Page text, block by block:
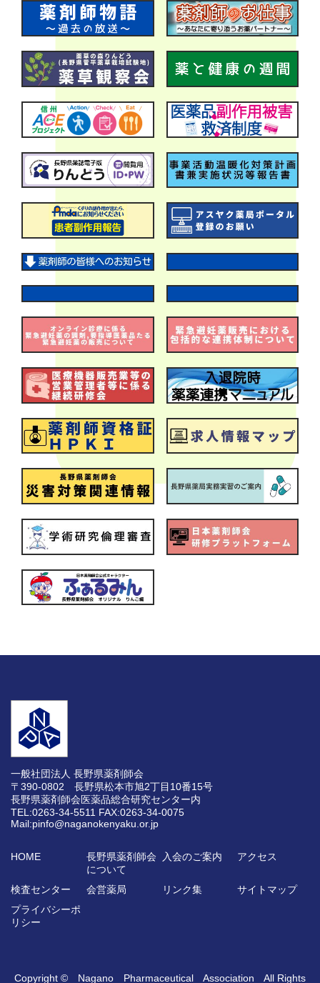
一般社団法人 長野県薬剤師会
〒390-0802 長野県松本市旭2丁目10番15号
長野県薬剤師会医薬品総合研究センター内
TEL:0263-34-5511 FAX:0263-34-0075
Mail:pinfo@naganokenyaku.or.jp
HOME
長野県薬剤師会
について
入会のご案内 アクセス
検査センター 会営薬局 リンク集
サイトマップ
プライバシーポ
リシー
Copyright © Nagano Pharmaceutical Association All Rights